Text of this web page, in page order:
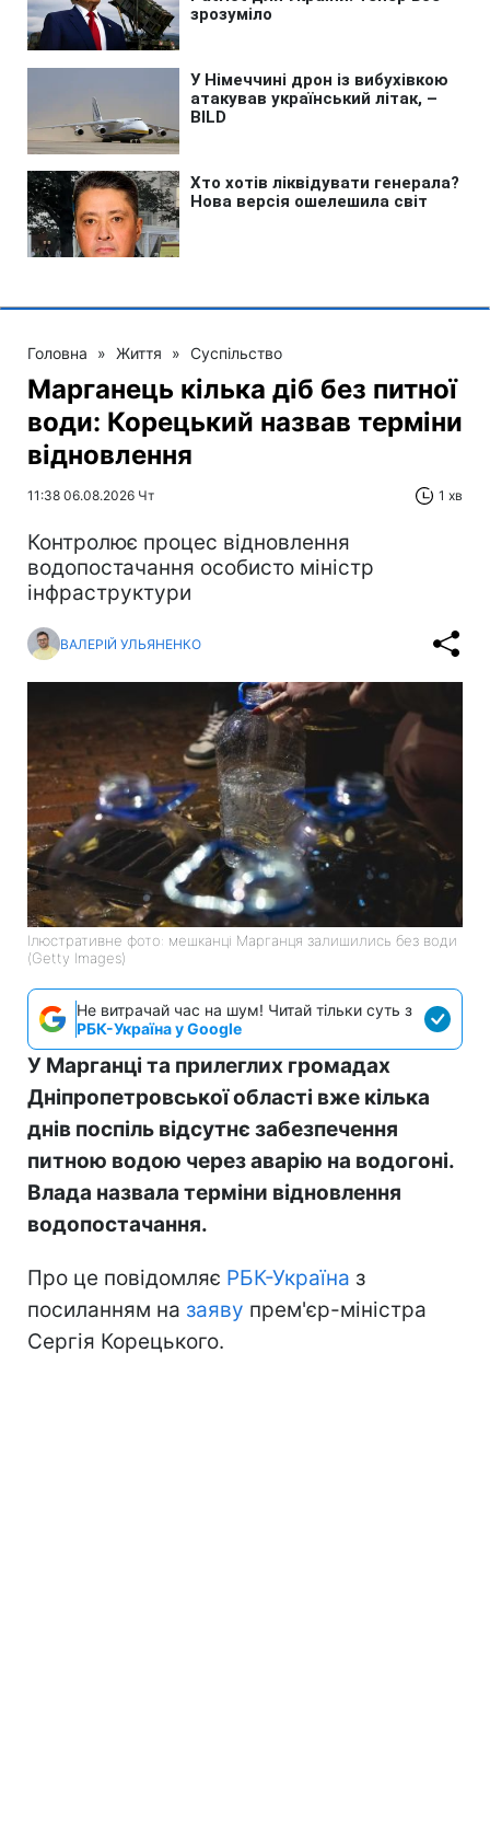
Головна » Життя » Суспільство
Марганець кілька діб без питної
води: Корецький назвав терміни
відновлення
11:38 06.08.2026 Чт 1 хв
Контролює процес відновлення
водопостачання особисто міністр
інфраструктури
ВАЛЕРІЙ УЛЬЯНЕНКО
Ілюстративне фото: мешканці Марганця залишились без води
(Getty Images)
Не витрачай час на шум! Читай тільки суть з
РБК-Україна у Google
У Марганці та прилеглих громадах
Дніпропетровської області вже кілька
днів поспіль відсутнє забезпечення
питною водою через аварію на водогоні.
Влада назвала терміни відновлення
водопостачання.
Про це повідомляє РБК-Україна з
посиланням на заяву прем'єр-міністра
Сергія Корецького.